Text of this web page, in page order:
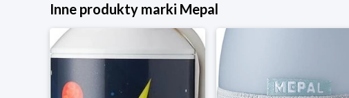
Inne produkty marki Mepal